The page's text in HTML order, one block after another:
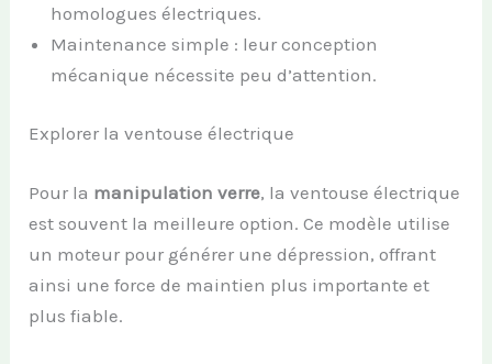
homologues électriques.
Maintenance simple : leur conception
mécanique nécessite peu d’attention.
Explorer la ventouse électrique
Pour la manipulation verre, la ventouse électrique
est souvent la meilleure option. Ce modèle utilise
un moteur pour générer une dépression, offrant
ainsi une force de maintien plus importante et
plus fiable.